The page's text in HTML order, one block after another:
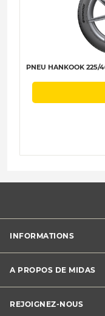
PNEU HANKOOK 225/
INFORMATIONS
Charte des cookies
Charte des données
CGV
A PROPOS DE MIDAS
Midas France
REJOIGNEZ-NOUS